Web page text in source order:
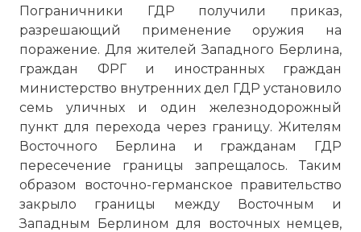
Пограничники ГДР получили приказ,
разрешающий применение оружия на
поражение. Для жителей Западного Берлина,
граждан ФРГ и иностранных граждан
министерство внутренних дел ГДР установило
семь уличных и один железнодорожный
пункт для перехода через границу. Жителям
Восточного Берлина и гражданам ГДР
пересечение границы запрещалось. Таким
образом восточно-германское правительство
закрыло границы между Восточным и
Западным Берлином для восточных немцев,